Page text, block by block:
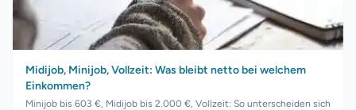
Midijob, Minijob, Vollzeit: Was bleibt netto bei welchem
Einkommen?
Minijob bis 603 €, Midijob bis 2.000 €, Vollzeit: So unterscheiden sich